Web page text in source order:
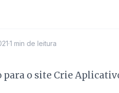
·1 min de leitura
o site Crie